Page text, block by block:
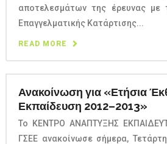
αποτελεσμάτων της έρευνας με
Επαγγελματικής Κατάρτισης...
READ MORE
Ανακοίνωση για «Ετήσια
Εκπαίδευση 2012–2013»
Το ΚΕΝΤΡΟ ΑΝΑΠΤΥΞΗΣ
ΓΣΕΕ ανακοίνωσε σήμερα,